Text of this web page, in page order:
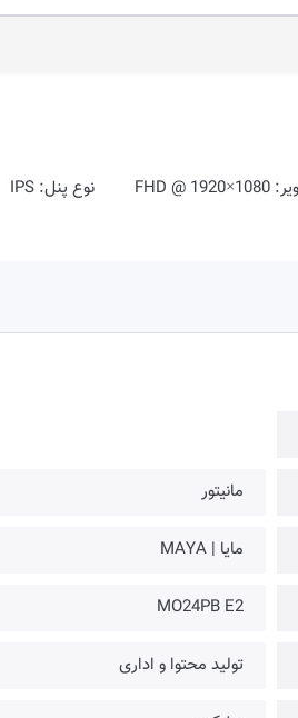
مانیتور
مایا | MAYA
MO24PB E2
تولید محتوا و اداری